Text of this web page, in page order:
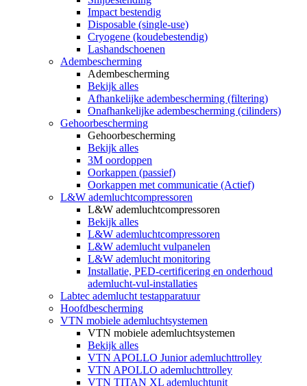
Impact bestendig
Disposable (single-use)
Cryogene (koudebestendig)
Lashandschoenen
Adembescherming
Adembescherming
Bekijk alles
Afhankelijke adembescherming (filtering)
Onafhankelijke adembescherming (cilinders)
Gehoorbescherming
Gehoorbescherming
Bekijk alles
3M oordoppen
Oorkappen (passief)
Oorkappen met communicatie (Actief)
L&W ademluchtcompressoren
L&W ademluchtcompressoren
Bekijk alles
L&W ademluchtcompressoren
L&W ademlucht vulpanelen
L&W ademlucht monitoring
Installatie, PED-certificering en onderhoud
ademlucht-vul-installaties
Labtec ademlucht testapparatuur
Hoofdbescherming
VTN mobiele ademluchtsystemen
VTN mobiele ademluchtsystemen
Bekijk alles
VTN APOLLO Junior ademluchttrolley
VTN APOLLO ademluchttrolley
VTN TITAN XL ademluchtunit